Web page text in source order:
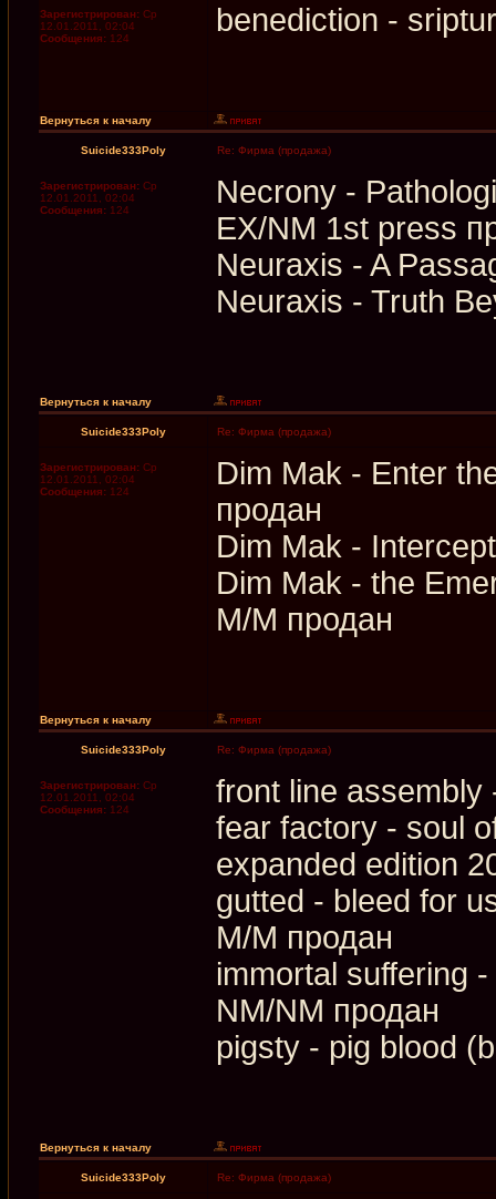
Зарегистрирован: Ср
12.01.2011, 02:04
Сообщения: 124
benediction -
Вернуться к началу
Suicide333Poly Re: Фирма (продажа)
Зарегистрирован: Ср
12.01.2011, 02:04
Сообщения: 124
Necrony -
EX/NM 1st press
Neuraxis - A
Neuraxis - Truth
Вернуться к началу
Suicide333Poly Re: Фирма (продажа)
Зарегистрирован: Ср
12.01.2011, 02:04
Сообщения: 124
Dim Mak - Enter
продан
Dim Mak -
Dim Mak - the
M/M продан
Вернуться к началу
Suicide333Poly Re: Фирма (продажа)
Зарегистрирован: Ср
12.01.2011, 02:04
Сообщения: 124
front line assembly
fear factory - soul
expanded edition
gutted - bleed for
M/M продан
immortal suffering
NM/NM продан
pigsty - pig blood
Вернуться к началу
Suicide333Poly Re: Фирма (продажа)